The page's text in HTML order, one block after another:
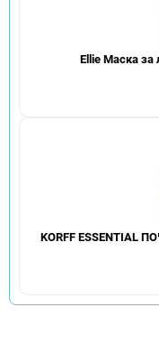
Ellie Маска за
KORFF ESSENTIAL